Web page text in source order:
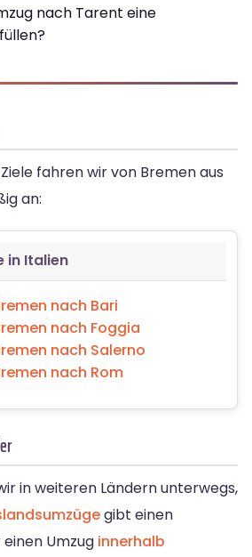
nach Tarent eine
fahren wir von Bremen aus
an:
in Italien
nach Bari
nach Foggia
nach Salerno
nach Rom
in weiteren Ländern unterwegs,
gibt einen
Umzug innerhalb